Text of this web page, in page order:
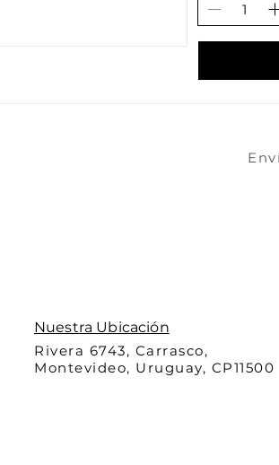
Nuestra Ubicación
Rivera 6743, Carrasco,
Montevideo, Uruguay, CP11500